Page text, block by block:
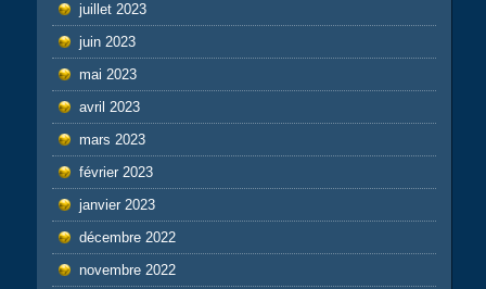
juillet 2023
juin 2023
mai 2023
avril 2023
mars 2023
février 2023
janvier 2023
décembre 2022
novembre 2022